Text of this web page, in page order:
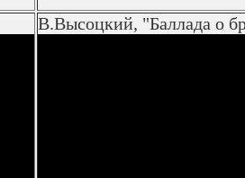
В.Высоцкий, "Баллада о